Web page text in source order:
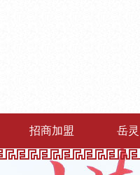
招商加盟 岳